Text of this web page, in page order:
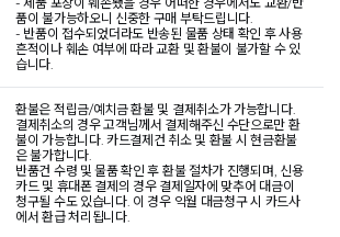
품이 불가능하오니 신중한 구매 부탁드립니다.
- 반품이 접수되었더라도 반송된 물품 상태 확인 후 사용
흔적이나 훼손 여부에 따라 교환 및 환불이 불가할 수 있
습니다.
환불은 적립금/예치금 환불 및 결제취소가 가능합니다.
결제취소의 경우 고객님께서 결제해주신 수단으로만 환
불이 가능합니다. 카드결제건 취소 및 환불 시 현금환불
은 불가합니다.
반품건 수령 및 물품 확인 후 환불 절차가 진행되며, 신용
카드 및 휴대폰 결제의 경우 결제일자에 맞추어 대금이
청구될 수도 있습니다. 이 경우 익월 대금청구 시 카드사
에서 환급 처리됩니다.